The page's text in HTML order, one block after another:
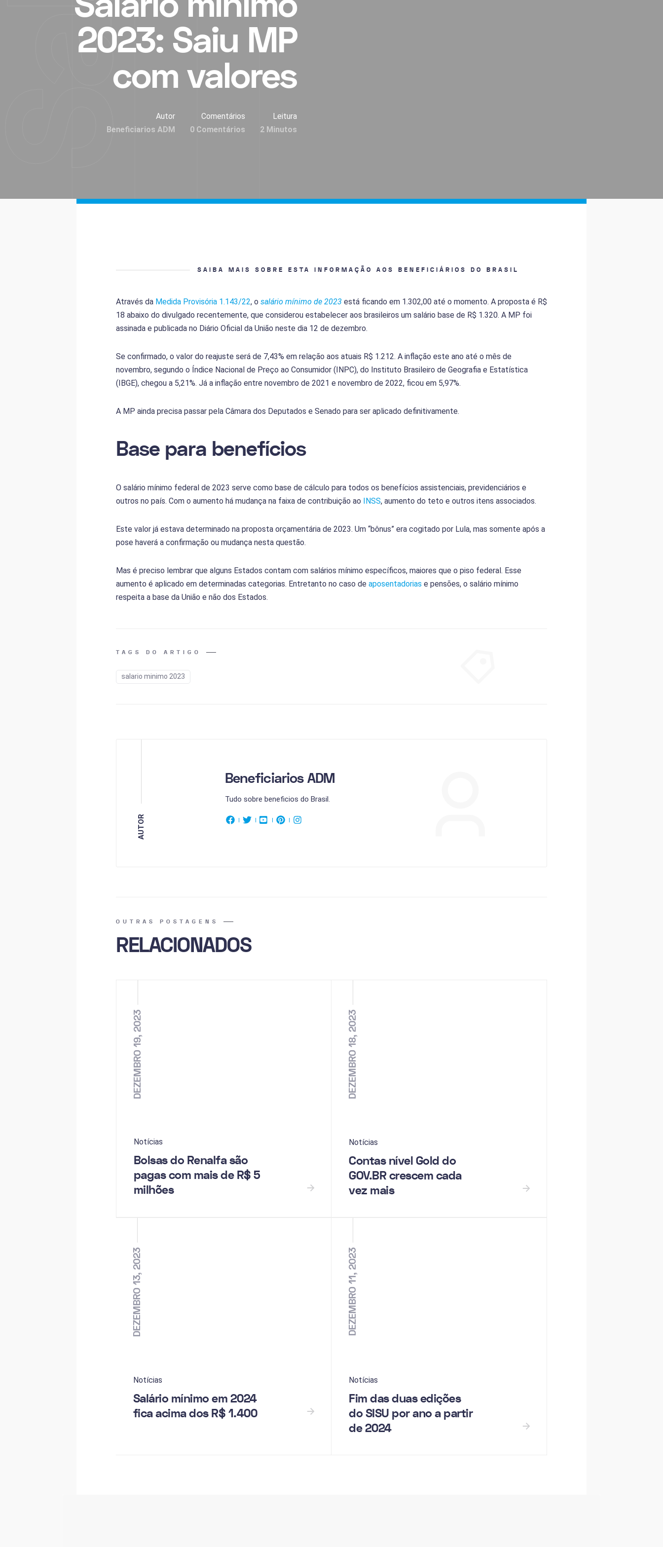
2023: Saiu MP
com valores
Autor
Beneficiarios ADM
Comentários
0 Comentários
Leitura
2 Minutos
SAIBA MAIS SOBRE ESTA INFORMAÇÃO AOS BENEFICIÁRIOS DO BRASIL
Através da Medida Provisória 1.143/22, o salário mínimo de 2023 está ficando em 1.302,00 até o momento. A proposta é R$
18 abaixo do divulgado recentemente, que considerou estabelecer aos brasileiros um salário base de R$ 1.320. A MP foi
assinada e publicada no Diário Oficial da União neste dia 12 de dezembro.
Se confirmado, o valor do reajuste será de 7,43% em relação aos atuais R$ 1.212. A inflação este ano até o mês de
novembro, segundo o Índice Nacional de Preço ao Consumidor (INPC), do Instituto Brasileiro de Geografia e Estatística
(IBGE), chegou a 5,21%. Já a inflação entre novembro de 2021 e novembro de 2022, ficou em 5,97%.
A MP ainda precisa passar pela Câmara dos Deputados e Senado para ser aplicado definitivamente.
Base para benefícios
O salário mínimo federal de 2023 serve como base de cálculo para todos os benefícios assistenciais, previdenciários e
outros no país. Com o aumento há mudança na faixa de contribuição ao INSS, aumento do teto e outros itens associados.
Este valor já estava determinado na proposta orçamentária de 2023. Um “bônus” era cogitado por Lula, mas somente após a
pose haverá a confirmação ou mudança nesta questão.
Mas é preciso lembrar que alguns Estados contam com salários mínimo específicos, maiores que o piso federal. Esse
aumento é aplicado em determinadas categorias. Entretanto no caso de aposentadorias e pensões, o salário mínimo
respeita a base da União e não dos Estados.
TAGS DO ARTIGO
salario minimo 2023
AUTOR
Beneficiarios ADM
Tudo sobre beneficios do Brasil.
OUTRAS POSTAGENS
RELACIONADOS
DEZEMBRO 19, 2023
Notícias
Bolsas do Renalfa são
pagas com mais de R$ 5
milhões
DEZEMBRO 18, 2023
Notícias
Contas nível Gold do
GOV.BR crescem cada
vez mais
DEZEMBRO 13, 2023
Notícias
Salário mínimo em 2024
fica acima dos R$ 1.400
DEZEMBRO 11, 2023
Notícias
Fim das duas edições
do SISU por ano a partir
de 2024